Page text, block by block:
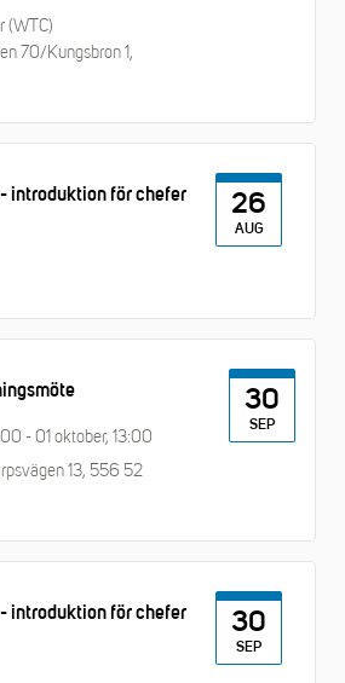
(WTC)
70/Kungsbron 1,
introduktion för chefer 26
AUG
- 01 oktober, 13:00
13, 556 52
30
SEP
introduktion för chefer 30
SEP